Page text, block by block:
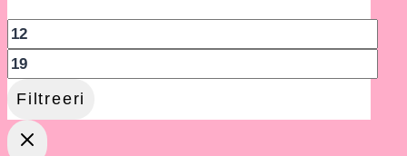
Filtreeri